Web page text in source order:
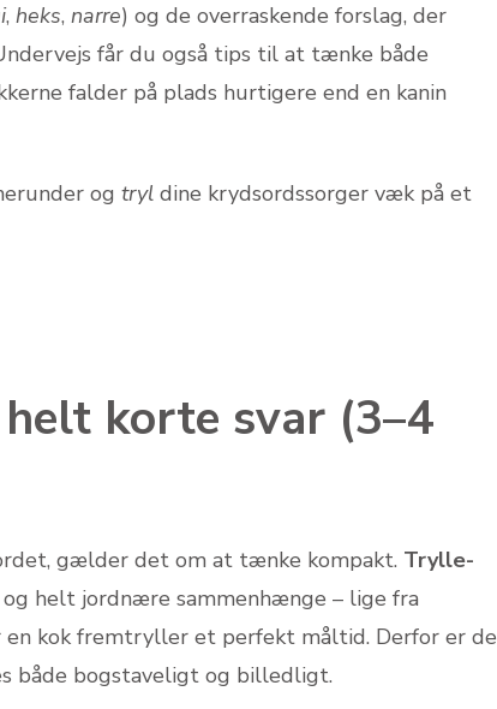
, heks, narre) og de overraskende forslag, der
får du også tips til at tænke både
falder på plads hurtigere end en kanin
og tryl dine krydsordssorger væk på et
korte svar (3–4
gælder det om at tænke kompakt. Trylle-
helt jordnære sammenhænge – lige fra
en kok fremtryller et perfekt måltid. Derfor er de
både bogstaveligt og billedligt.